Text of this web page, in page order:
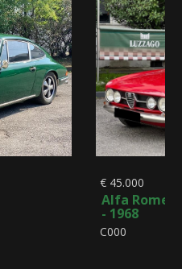
€ 45.000
Alfa Romeo
- 1968
C000